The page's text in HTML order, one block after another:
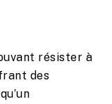
résister à
des